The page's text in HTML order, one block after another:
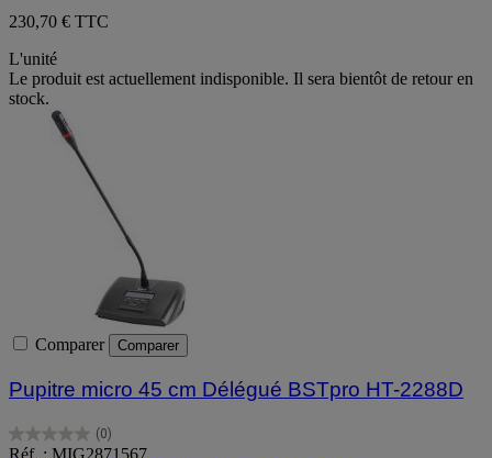
230,70 € TTC
L'unité
Le produit est actuellement indisponible. Il sera bientôt de retour en
stock.
Comparer Comparer
Pupitre micro 45 cm Délégué BSTpro HT-2288D
(0)
0.0
Réf. : MIG2871567